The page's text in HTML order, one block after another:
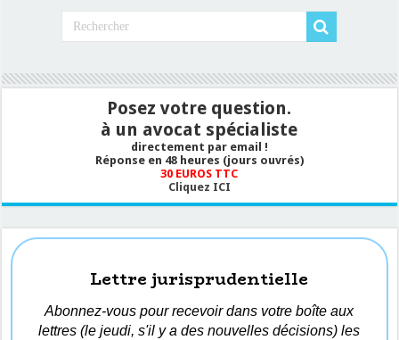
Posez votre question.
à un avocat spécialiste
directement par email !
Réponse en 48 heures (jours ouvrés)
30 EUROS TTC
Cliquez ICI
Lettre jurisprudentielle
Abonnez-vous pour recevoir dans votre boîte aux
lettres (le jeudi, s'il y a des nouvelles décisions) les